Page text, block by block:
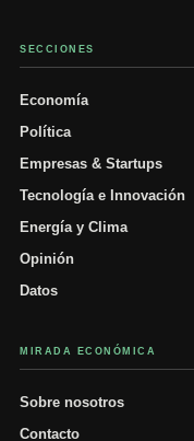
SECCIONES
Economía
Política
Empresas & Startups
Tecnología e Innovación
Energía y Clima
Opinión
Datos
MIRADA ECONÓMICA
Sobre nosotros
Contacto